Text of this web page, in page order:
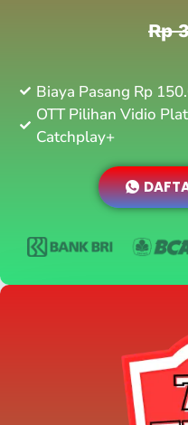
Rp
Biaya Pasang Rp
OTT Pilihan Vidio
Catchplay+